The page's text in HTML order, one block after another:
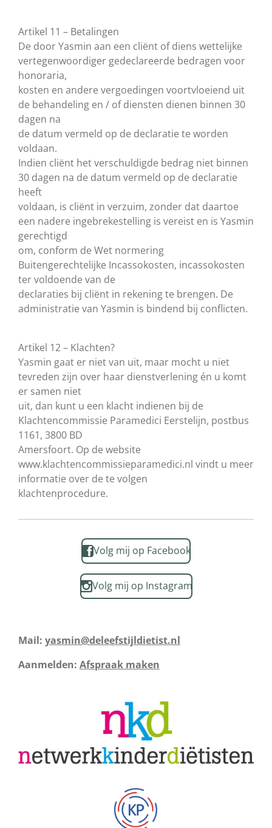
Artikel 11 – Betalingen
De door Yasmin aan een cliënt of diens wettelijke
vertegenwoordiger gedeclareerde bedragen voor
honoraria,
kosten en andere vergoedingen voortvloeiend uit
de behandeling en / of diensten dienen binnen 30
dagen na
de datum vermeld op de declaratie te worden
voldaan.
Indien cliënt het verschuldigde bedrag niet binnen
30 dagen na de datum vermeld op de declaratie
heeft
voldaan, is cliënt in verzuim, zonder dat daartoe
een nadere ingebrekestelling is vereist en is Yasmin
gerechtigd
om, conform de Wet normering
Buitengerechtelijke Incassokosten, incassokosten
ter voldoende van de
declaraties bij cliënt in rekening te brengen. De
administratie van Yasmin is bindend bij conflicten.
Artikel 12 – Klachten?
Yasmin gaat er niet van uit, maar mocht u niet
tevreden zijn over haar dienstverlening én u komt
er samen niet
uit, dan kunt u een klacht indienen bij de
Klachtencommissie Paramedici Eerstelijn, postbus
1161, 3800 BD
Amersfoort. Op de website
www.klachtencommissieparamedici.nl vindt u meer
informatie over de te volgen
klachtenprocedure.
Volg mij op Facebook
Volg mij op Instagram
Mail: yasmin@deleefstijldietist.nl
Aanmelden: Afspraak maken